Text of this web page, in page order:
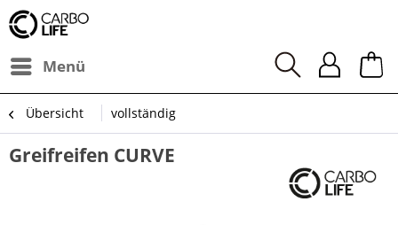
Menü
Übersicht vollständig
Greifreifen CURVE